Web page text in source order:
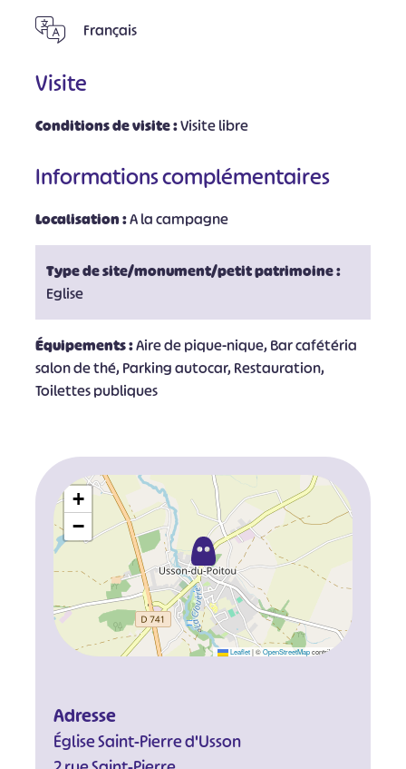
Français
Visite
Conditions de visite :Visite libre
Informations complémentaires
Localisation :A la campagne
Type de site/monument/petit patrimoine :
Eglise
Équipements :Aire de pique-nique, Bar cafétéria
salon de thé, Parking autocar, Restauration,
Toilettes publiques
+
−
Leaflet |©OpenStreetMapcontributors
Adresse
Église Saint-Pierre d'Usson